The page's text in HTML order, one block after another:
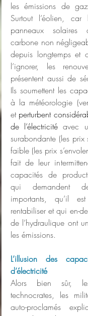
les émissions de
Surtout l’éolien,
panneaux
carbone non
depuis longtemps et
l’ignorer, les
présentent aussi de
Ils soumettent les
à la météorologie
et perturbent
de l’électricité avec
surabondante (les prix
faible (les prix
fait de leur
capacités de
qui demandent
importants, qu’il
rentabiliser et qui en-
de l’hydraulique ont
les émissions.
L’illusion des
d’électricité
Alors bien sûr,
technocrates, les
auto-proclamés